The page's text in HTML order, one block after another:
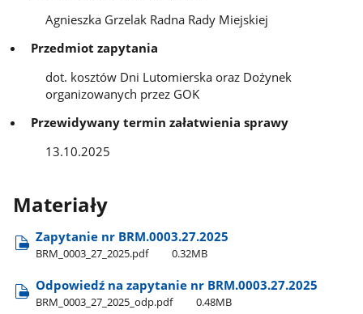
Agnieszka Grzelak Radna Rady Miejskiej
Przedmiot zapytania
dot. kosztów Dni Lutomierska oraz Dożynek
organizowanych przez GOK
Przewidywany termin załatwienia sprawy
13.10.2025
Materiały
Zapytanie nr BRM.0003.27.2025
BRM​_0003​_27​_2025.pdf 0.32MB
Odpowiedź na zapytanie nr BRM.0003.27.2025
BRM​_0003​_27​_2025​_odp.pdf 0.48MB